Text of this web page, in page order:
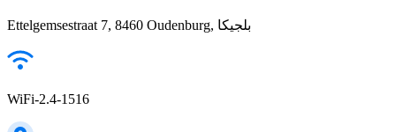
Ettelgemsestraat 7, 8460 Oudenburg, بلجيكا
WiFi-2.4-1516